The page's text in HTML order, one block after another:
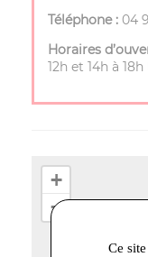
Téléphone : 04
Horaires
12h et 14h à
+
−
Ce